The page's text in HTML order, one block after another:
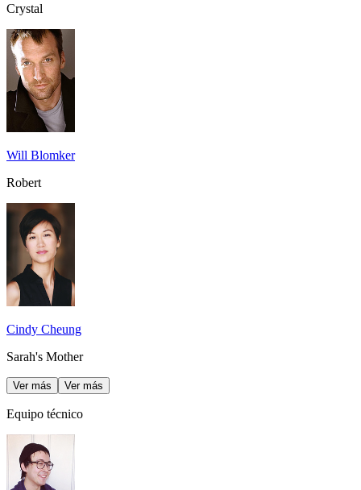
Crystal
Will Blomker
Robert
Cindy Cheung
Sarah's Mother
Ver más Ver más
Equipo técnico